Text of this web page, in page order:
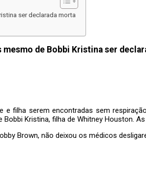
ser declarada morta
de Bobbi Kristina ser
filha serem encontradas sem
Kristina, filha de Whitney Houston.
Brown, não deixou os médicos